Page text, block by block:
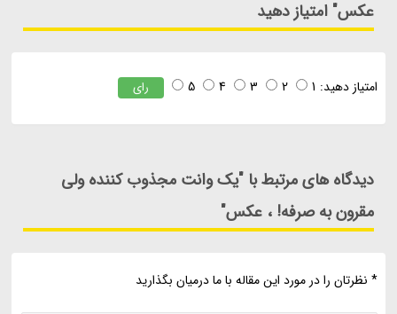
عکس" امتیاز دهید
امتیاز دهید: 1
2
3
4
5 رای
دیدگاه های مرتبط با "یک وانت مجذوب کننده ولی
مقرون به صرفه! ، عکس"
* نظرتان را در مورد این مقاله با ما درمیان بگذارید